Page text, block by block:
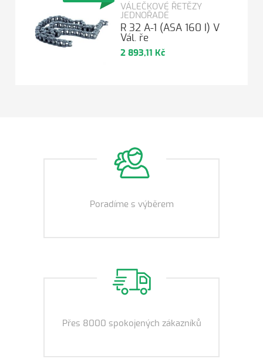
VÁLEČKOVÉ ŘETĚZY
JEDNOŘADÉ
R 32 A-1 (ASA 160 I) V
Vál. ře
2 893,11 Kč
Poradíme s výběrem
Přes 8000 spokojených zákazníků